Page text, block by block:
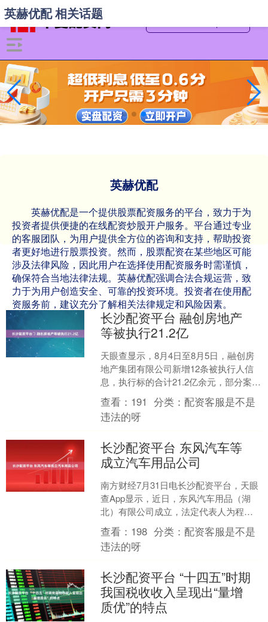
英赫优配
英赫优配是一个提供股票配资服务的平台，致力于为
投资者提供便捷的在线配资炒股开户服务。平台通过专业
的客服团队，为用户提供全方位的咨询和支持，帮助投资
者更好地进行股票投资。然而，股票配资在某些地区可能
涉及法律风险，因此用户在选择使用配资服务时需谨慎，
确保符合当地法律法规。英赫优配强调合法合规运营，致
力于为用户创造安全、可靠的投资环境。投资者在使用配
资服务前，建议充分了解相关法律规定和风险因素。
英赫优配 相关话题
长沙配资平台 ​融创房地产
等被执行21.2亿
天眼查显示，8月4日至8月5日，融创房
地产集团有限公司新增12条被执行人信
息，执行标的合计21.2亿余元，部分案件
被执行人还包括重庆上锦建筑规划设计
咨询有限公司....
查看： 191 分类：配资客服是不是
违法的呀
长沙配资平台 东风汽车等
成立汽车用品公司
南方财经7月31日电长沙配资平台，天眼
查App显示，近日，东风汽车用品（湖
北）有限公司成立，法定代表人为程家
斌，注册资本1000万人民币，经营范围
包括汽车零部件....
查看： 198 分类：配资客服是不是
违法的呀
长沙配资平台 “十四五”时期
我国税收收入呈现出“量增
质优”的特点